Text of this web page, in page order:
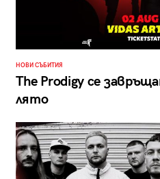
НОВИ СЪБИТИЯ
The Prodigy се
лято